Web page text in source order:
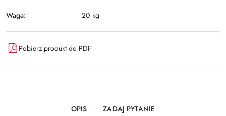
Waga: 20 kg
Pobierz produkt do PDF
OPIS ZADAJ PYTANIE